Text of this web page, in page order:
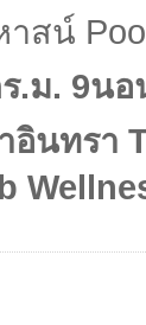
าสน์
.ม. 9น
อินทรา